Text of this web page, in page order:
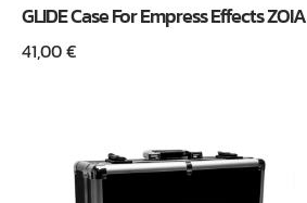
GLIDE Case For Empress Effects ZOIA
41,00€